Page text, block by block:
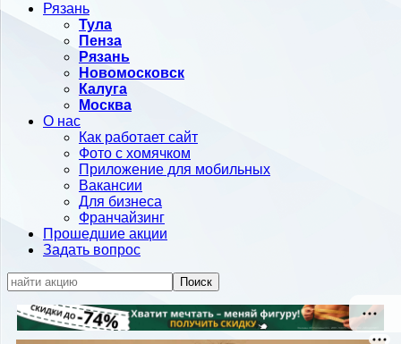
Рязань
Тула
Пенза
Рязань
Новомосковск
Калуга
Москва
О нас
Как работает сайт
Фото с хомячком
Приложение для мобильных
Вакансии
Для бизнеса
Франчайзинг
Прошедшие акции
Задать вопрос
Поиск